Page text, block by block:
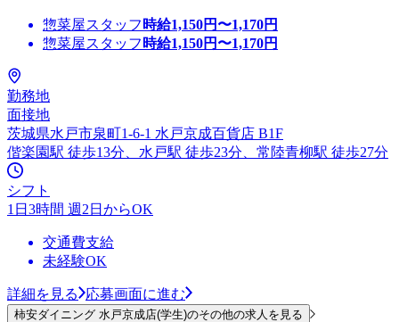
惣菜屋スタッフ 時給1,150円〜1,170円
惣菜屋スタッフ 時給1,150円〜1,170円
勤務地
面接地
茨城県水戸市泉町1-6-1 水戸京成百貨店 B1F
偕楽園駅 徒歩13分、水戸駅 徒歩23分、常陸青柳駅 徒歩27分
シフト
1日3時間 週2日からOK
交通費支給
未経験OK
詳細を見る 応募画面に進む
柿安ダイニング 水戸京成店(学生)のその他の求人を見る